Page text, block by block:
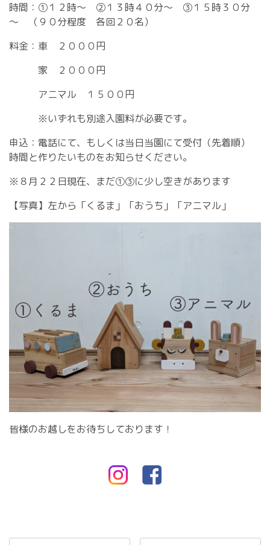
時間：①１２時～ ②１３時４０分～ ③１５時３０分
～ （９０分程度 各回２０名）
料金：車 ２０００円
家 ２０００円
アニマル １５００円
※いずれも別途入園料が必要です。
申込：電話にて、もしくは当日当園にて受付（先着順）
時間と作りたいものをお知らせください。
※８月２２日現在、まだ①③に少し空きがあります
【写真】左から「くるま」「おうち」「アニマル」
皆様のお越しをお待ちしております！